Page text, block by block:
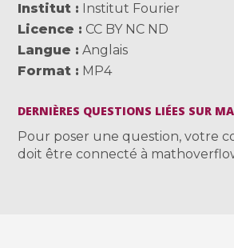
Institut
Institut Fourier
Licence
CC BY NC ND
Langue
Anglais
Format
MP4
DERNIÈRES QUESTIONS LIÉES SUR
Pour poser une question, votre
doit être connecté à